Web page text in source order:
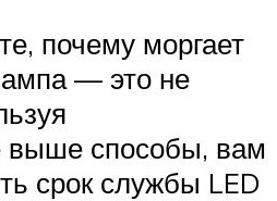
почему моргает
— это не
выше способы, вам
срок службы LED